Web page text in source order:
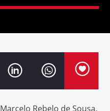
Rebelo de Sousa,